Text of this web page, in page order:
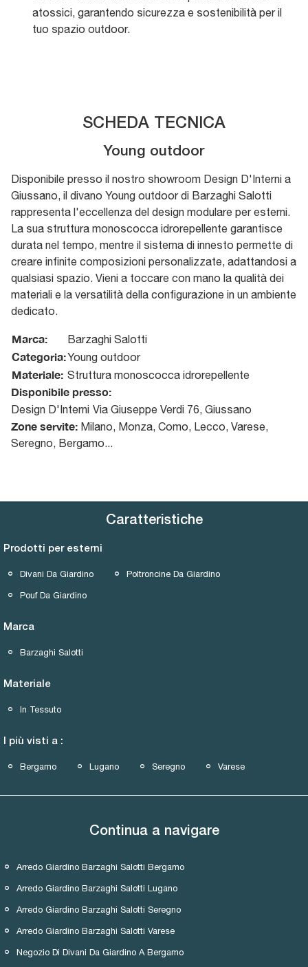
atossici, garantendo sicurezza e sostenibilità per il
tuo spazio outdoor.
SCHEDA TECNICA
Young outdoor
Disponibile presso il nostro showroom Design D'Interni a
Giussano, il divano Young outdoor di Barzaghi Salotti
rappresenta l'eccellenza del design modulare per esterni.
La sua struttura monoscocca idrorepellente garantisce
durata nel tempo, mentre il sistema di innesto permette di
creare infinite composizioni personalizzate, adattandosi a
qualsiasi spazio. Vieni a toccare con mano la qualità dei
materiali e la versatilità della configurazione in un ambiente
dedicato.
Marca: Barzaghi Salotti
Categoria:Young outdoor
Materiale: Struttura monoscocca idrorepellente
Disponibile presso:
Design D'Interni Via Giuseppe Verdi 76, Giussano
Zone servite: Milano, Monza, Como, Lecco, Varese,
Seregno, Bergamo...
Caratteristiche
Prodotti per esterni
Divani Da Giardino Poltroncine Da Giardino
Pouf Da Giardino
Marca
Barzaghi Salotti
Materiale
In Tessuto
I più visti a :
Bergamo Lugano Seregno Varese
Continua a navigare
Arredo Giardino Barzaghi Salotti Bergamo
Arredo Giardino Barzaghi Salotti Lugano
Arredo Giardino Barzaghi Salotti Seregno
Arredo Giardino Barzaghi Salotti Varese
Negozio Di Divani Da Giardino A Bergamo